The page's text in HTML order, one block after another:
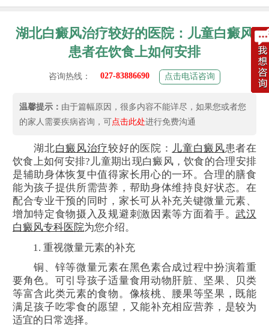
湖北白癜风治疗较好的医院：儿童白癜风
患者在饮食上如何安排
咨询热线： 027-83886690 点击电话咨询
温馨提示： 由于篇幅原因，很多内容不能详尽，如果您或者您
的家人需要疾病咨询，可点击此处进行免费沟通
湖北白癜风治疗较好的医院： 儿童白癜风患者在
饮食上如何安排?儿童期出现白癜风，饮食的合理安排
是辅助身体恢复中值得家长用心的一环。合理的膳食
能为孩子提供所需营养，帮助身体维持良好状态。在
配合专业干预的同时，家长可从补充关键微量元素、
增加特定食物摄入及规避刺激因素等方面着手。武汉
白癜风专科医院为您介绍。
1. 重视微量元素的补充
铜、锌等微量元素在黑色素合成过程中扮演着重
要角色。可引导孩子适量食用动物肝脏、坚果、贝类
等富含此类元素的食物。像核桃、腰果等坚果，既能
满足孩子吃零食的愿望，又能补充相应营养，是较为
适宜的日常选择。